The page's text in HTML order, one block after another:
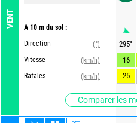
VENT
A 10 m du sol :
Direction
(°)
Vitesse
(km/h)
Rafales
(km/h)
Comparer les
295°
16
25